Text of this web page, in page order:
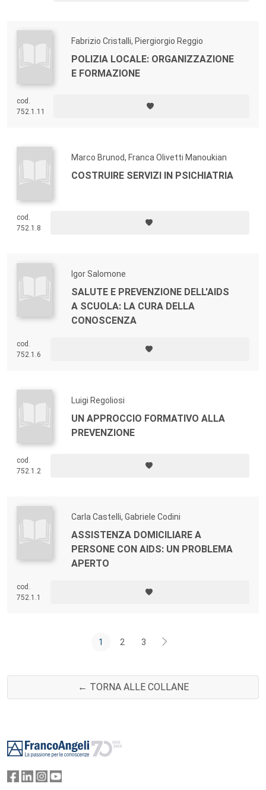
Fabrizio Cristalli, Piergiorgio Reggio
POLIZIA LOCALE: ORGANIZZAZIONE
E FORMAZIONE
cod.
752.1.11
Marco Brunod, Franca Olivetti Manoukian
COSTRUIRE SERVIZI IN PSICHIATRIA
cod.
752.1.8
Igor Salomone
SALUTE E PREVENZIONE DELL'AIDS
A SCUOLA: LA CURA DELLA
CONOSCENZA
cod.
752.1.6
Luigi Regoliosi
UN APPROCCIO FORMATIVO ALLA
PREVENZIONE
cod.
752.1.2
Carla Castelli, Gabriele Codini
ASSISTENZA DOMICILIARE A
PERSONE CON AIDS: UN PROBLEMA
APERTO
cod.
752.1.1
1 2 3
← TORNA ALLE COLLANE